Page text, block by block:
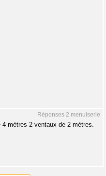
Réponses 2 menuiserie
4 mètres 2 ventaux de 2 mètres.